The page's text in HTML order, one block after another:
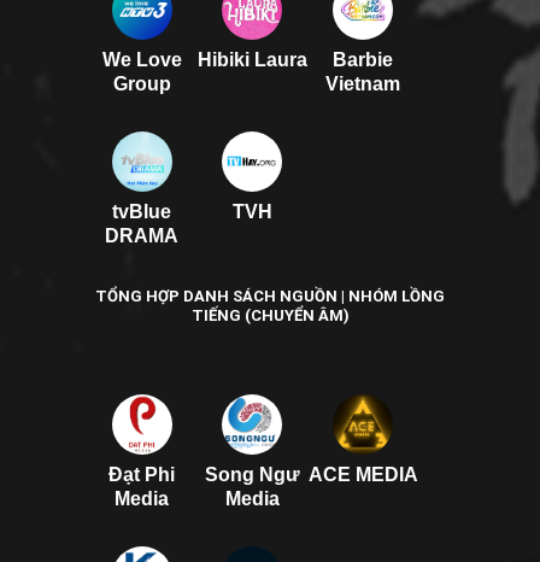
We Love
Group
Hibiki Laura
Barbie
Vietnam
tvBlue
DRAMA
TVH
TỔNG HỢP DANH SÁCH NGUỒN | NHÓM LỒNG
TIẾNG (CHUYỂN ÂM)
Đạt Phi
Media
Song Ngư
Media
ACE MEDIA